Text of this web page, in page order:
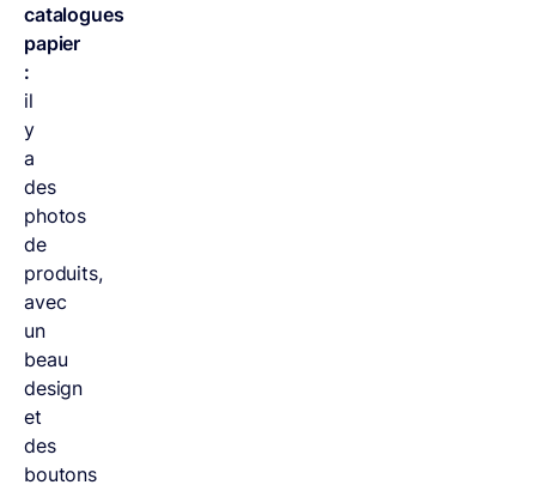
catalogues
papier
:
il
y
a
des
photos
de
produits,
avec
un
beau
design
et
des
boutons